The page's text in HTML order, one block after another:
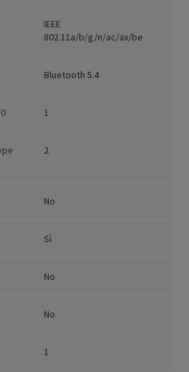
IEEE
802.11a/b/g/n/ac/ax/be
Bluetooth 5.4
1
2
No
Sì
No
No
1